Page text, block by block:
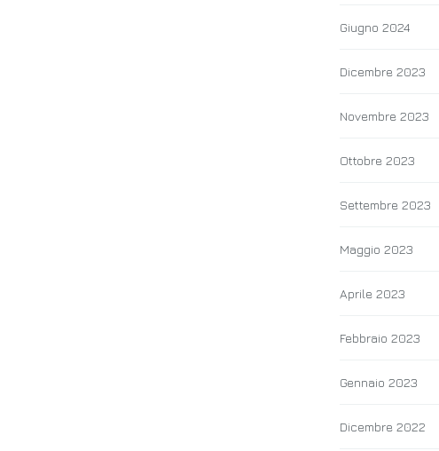
Giugno 2024
Dicembre 2023
Novembre 2023
Ottobre 2023
Settembre 2023
Maggio 2023
Aprile 2023
Febbraio 2023
Gennaio 2023
Dicembre 2022